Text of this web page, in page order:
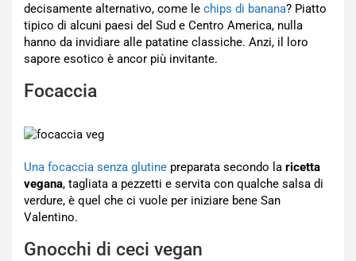
decisamente alternativo, come le chips di banana? Piatto
tipico di alcuni paesi del Sud e Centro America, nulla
hanno da invidiare alle patatine classiche. Anzi, il loro
sapore esotico è ancor più invitante.
Focaccia
Una focaccia senza glutine preparata secondo la ricetta
vegana, tagliata a pezzetti e servita con qualche salsa di
verdure, è quel che ci vuole per iniziare bene San
Valentino.
Gnocchi di ceci vegan